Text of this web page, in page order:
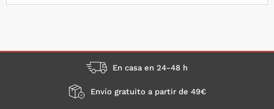
En casa en 24-48 h
Envío gratuito a partir de 49€